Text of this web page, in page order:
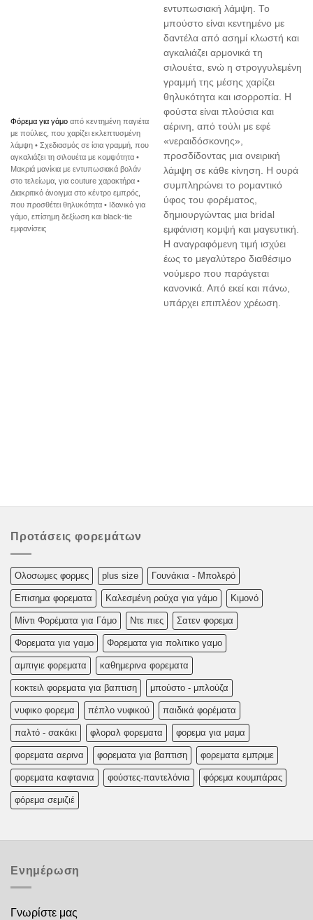
Φόρεμα για γάμοαπό κεντημένη παγιέτα
με πούλιες, που χαρίζει εκλεπτυσμένη
λάμψη • Σχεδιασμός σε ίσια γραμμή, που
αγκαλιάζει τη σιλουέτα με κομψότητα •
Μακριά μανίκια με εντυπωσιακά βολάν
στο τελείωμα, για couture χαρακτήρα •
Διακριτικό άνοιγμα στο κέντρο εμπρός,
που προσθέτει θηλυκότητα • Ιδανικό για
γάμο, επίσημη δεξίωση και black-tie
εμφανίσεις
εντυπωσιακή λάμψη. Το
μπούστο είναι κεντημένο με
δαντέλα από ασημί κλωστή και
αγκαλιάζει αρμονικά τη
σιλουέτα, ενώ η στρογγυλεμένη
γραμμή της μέσης χαρίζει
θηλυκότητα και ισορροπία. Η
φούστα είναι πλούσια και
αέρινη, από τούλι με εφέ
«νεραιδόσκονης»,
προσδίδοντας μια ονειρική
λάμψη σε κάθε κίνηση. Η ουρά
συμπληρώνει το ρομαντικό
ύφος του φορέματος,
δημιουργώντας μια bridal
εμφάνιση κομψή και μαγευτική.
Η αναγραφόμενη τιμή ισχύει
έως το μεγαλύτερο διαθέσιμο
νούμερο που παράγεται
κανονικά. Από εκεί και πάνω,
υπάρχει επιπλέον χρέωση.
Προτάσεις φορεμάτων
Oλoσωμες φoρμες plus size Γουνάκια - Μπολερό
Επισημα φορεματα Καλεσμένη ρούχα για γάμο Κιμονό
Μίντι Φορέματα για Γάμο Ντε πιες Σατεν φορεμα
Φορεματα για γαμο Φορεματα για πολιτικο γαμο
αμπιγιε φορεματα καθημερινα φορεματα
κοκτειλ φορεματα για βαπτιση μπούστο - μπλούζα
νυφικο φορεμα πέπλο νυφικού παιδικά φορέματα
παλτό - σακάκι φλοραλ φορεματα φορεμα για μαμα
φορεματα αερινα φορεματα για βαπτιση φορεματα εμπριμε
φορεματα καφτανια φούστες-παντελόνια φόρεμα κουμπάρας
φόρεμα σεμιζιέ
Ενημέρωση
Γνωρίστε μας